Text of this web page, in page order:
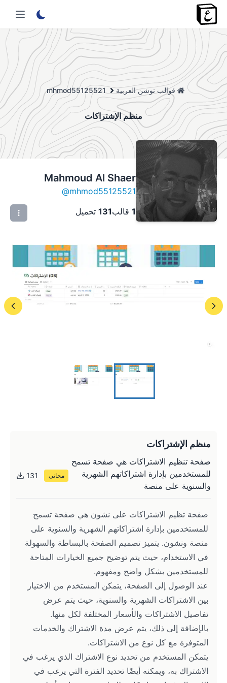
قوالب نوشن العربية mhmod55125521
منظم الإشتراكات
Mahmoud Al Shaer
mhmod55125521
@
1 قالب131 تحميل
منظم الإشتراكات
صفحة تنظيم الاشتراكات هي صفحة تسمح
للمستخدمين بإدارة اشتراكاتهم الشهرية
والسنوية على منصة
مجاني 131
صفحة تظيم الاشتراكات على نشون هي صفحة تسمح
للمستخدمين بإدارة اشتراكاتهم الشهرية والسنوية على
منصة ونشون. يتميز تصميم الصفحة بالبساطة والسهولة
في الاستخدام، حيث يتم توضيح جميع الخيارات المتاحة
للمستخدمين بشكل واضح ومفهوم.
عند الوصول إلى الصفحة، يتمكن المستخدم من الاختيار
بين الاشتراكات الشهرية والسنوية، حيث يتم عرض
تفاصيل الاشتراكات والأسعار المختلفة لكل منها.
بالإضافة إلى ذلك، يتم عرض مدة الاشتراك والخدمات
المتوفرة مع كل نوع من الاشتراكات.
يتمكن المستخدم من تحديد نوع الاشتراك الذي يرغب في
الاشتراك به، ويمكنه أيضًا تحديد الفترة التي يرغب في